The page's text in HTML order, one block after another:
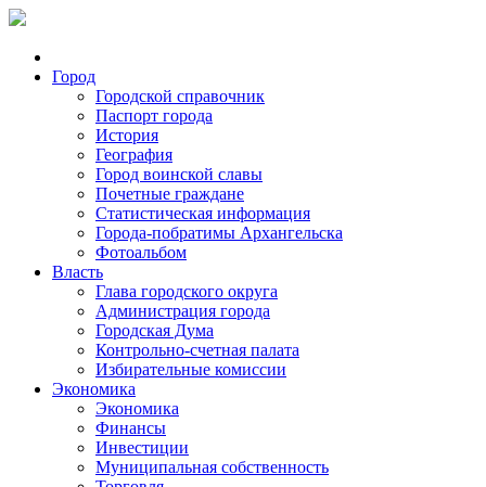
Город
Городской справочник
Паспорт города
История
География
Город воинской славы
Почетные граждане
Статистическая информация
Города-побратимы Архангельска
Фотоальбом
Власть
Глава городского округа
Администрация города
Городская Дума
Контрольно-счетная палата
Избирательные комиссии
Экономика
Экономика
Финансы
Инвестиции
Муниципальная собственность